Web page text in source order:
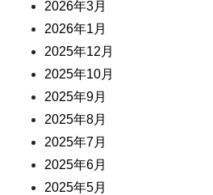
2026年3月
2026年1月
2025年12月
2025年10月
2025年9月
2025年8月
2025年7月
2025年6月
2025年5月